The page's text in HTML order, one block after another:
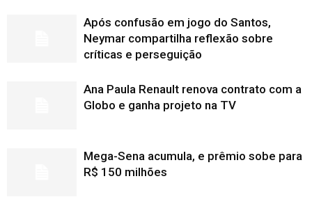
Após confusão em jogo do Santos,
Neymar compartilha reflexão sobre
críticas e perseguição
Ana Paula Renault renova contrato com a
Globo e ganha projeto na TV
Mega-Sena acumula, e prêmio sobe para
R$ 150 milhões